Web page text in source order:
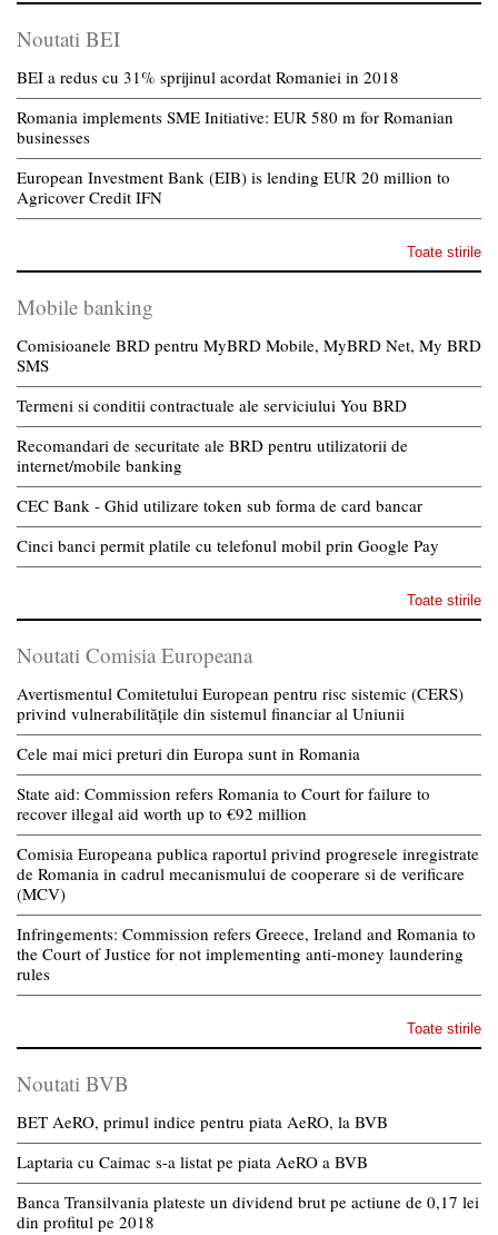
Noutati BEI
BEI a redus cu 31% sprijinul acordat Romaniei in 2018
Romania implements SME Initiative: EUR 580 m for Romanian
businesses
European Investment Bank (EIB) is lending EUR 20 million to
Agricover Credit IFN
Toate stirile
Mobile banking
Comisioanele BRD pentru MyBRD Mobile, MyBRD Net, My BRD
SMS
Termeni si conditii contractuale ale serviciului You BRD
Recomandari de securitate ale BRD pentru utilizatorii de
internet/mobile banking
CEC Bank - Ghid utilizare token sub forma de card bancar
Cinci banci permit platile cu telefonul mobil prin Google Pay
Toate stirile
Noutati Comisia Europeana
Avertismentul Comitetului European pentru risc sistemic (CERS)
privind vulnerabilitățile din sistemul financiar al Uniunii
Cele mai mici preturi din Europa sunt in Romania
State aid: Commission refers Romania to Court for failure to
recover illegal aid worth up to €92 million
Comisia Europeana publica raportul privind progresele inregistrate
de Romania in cadrul mecanismului de cooperare si de verificare
(MCV)
Infringements: Commission refers Greece, Ireland and Romania to
the Court of Justice for not implementing anti-money laundering
rules
Toate stirile
Noutati BVB
BET AeRO, primul indice pentru piata AeRO, la BVB
Laptaria cu Caimac s-a listat pe piata AeRO a BVB
Banca Transilvania plateste un dividend brut pe actiune de 0,17 lei
din profitul pe 2018